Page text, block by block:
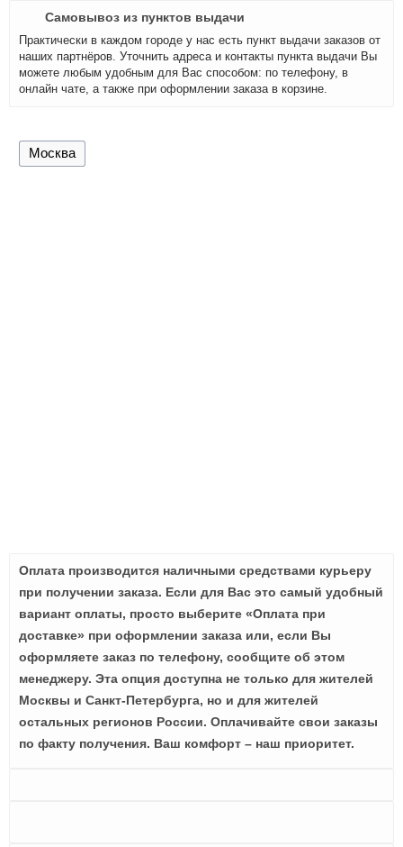
Самовывоз из пунктов выдачи
Практически в каждом городе у нас есть пункт выдачи заказов от
наших партнёров. Уточнить адреса и контакты пункта выдачи Вы
можете любым удобным для Вас способом: по телефону, в
онлайн чате, а также при оформлении заказа в корзине.
Москва
Оплата производится наличными средствами курьеру
при получении заказа. Если для Вас это самый удобный
вариант оплаты, просто выберите «Оплата при
доставке» при оформлении заказа или, если Вы
оформляете заказ по телефону, сообщите об этом
менеджеру. Эта опция доступна не только для жителей
Москвы и Санкт-Петербурга, но и для жителей
остальных регионов России. Оплачивайте свои заказы
по факту получения. Ваш комфорт – наш приоритет.